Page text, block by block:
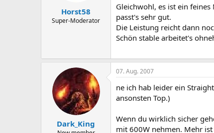
Horst58
Super-Moderator
Gleichwohl, es ist ein
passt's sehr gut.
Die Leistung reicht dann
Schön stable arbeitet's
Dark_King
07. Aug. 2007
ne ich hab leider ein
ansonsten Top.)
Wenn du wirklich sicher
mit 600W nehmen. Mehr